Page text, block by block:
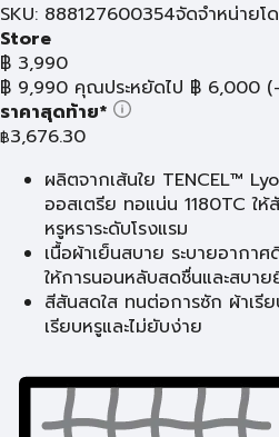
SKU: 888127600354จัดจำหน่ายโ
Store
฿ 3,990
฿ 9,990 คุณประหยัดไป ฿ 6,000
ราคาสุดท้าย*
฿3,676.30
ผลิตจากเส้นใย TENCEL™
ออสเตรีย ทอแน่น 1180TC ใ
หรูหราระดับโรงแรม
เนื้อผ้าเย็นสบาย ระบายอากา
ให้การนอนหลับสดชื่นและสบา
สีสันสดใส ทนต่อการซัก ผ้าเรี
เรียบหรูและไม่ยับง่าย